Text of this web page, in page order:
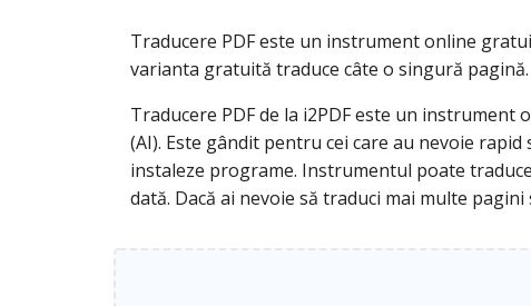
Traducere PDF este un instrument online
varianta gratuită traduce câte o singură pagină.
Traducere PDF de la i2PDF este un
(AI). Este gândit pentru cei care au nevoie
instaleze programe. Instrumentul poate
dată. Dacă ai nevoie să traduci mai multe